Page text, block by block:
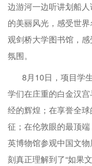
边游河一边听讲划船
的美丽风光，感受世
观剑桥大学图书馆，
氛围。
8月10日，项目学生
学们在庄重的白金汉
经的辉煌；在享誉全
征；在伦敦眼的最顶
英博物馆参观中国文
刻真正理解到了“如果